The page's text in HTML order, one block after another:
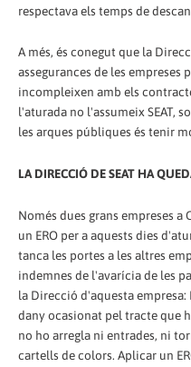
respectava els temps de
A més, és conegut que la
assegurances de les empreses
incompleixen amb els
l'aturada no l'assumeix SEAT,
les arques públiques és tenir
LA DIRECCIÓ DE SEAT HA
Només dues grans empreses a
un ERO per a aquests dies
tanca les portes a les altres
indemnes de l'avarícia de les
la Direcció d'aquesta
dany ocasionat pel tracte que
no ho arregla ni entrades, ni
cartells de colors. Aplicar un